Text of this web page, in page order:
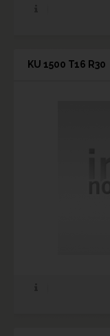
KU 1500 T16 R30